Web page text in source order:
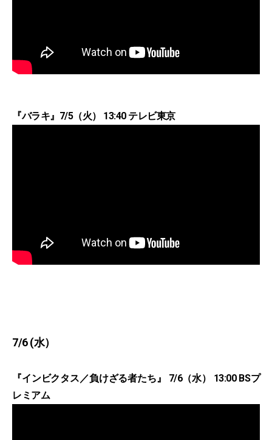
『バラキ』7/5（火） 13:40 テレビ東京
7/6 (水）
『インビクタス／負けざる者たち』 7/6（水） 13:00 BSプ
レミアム